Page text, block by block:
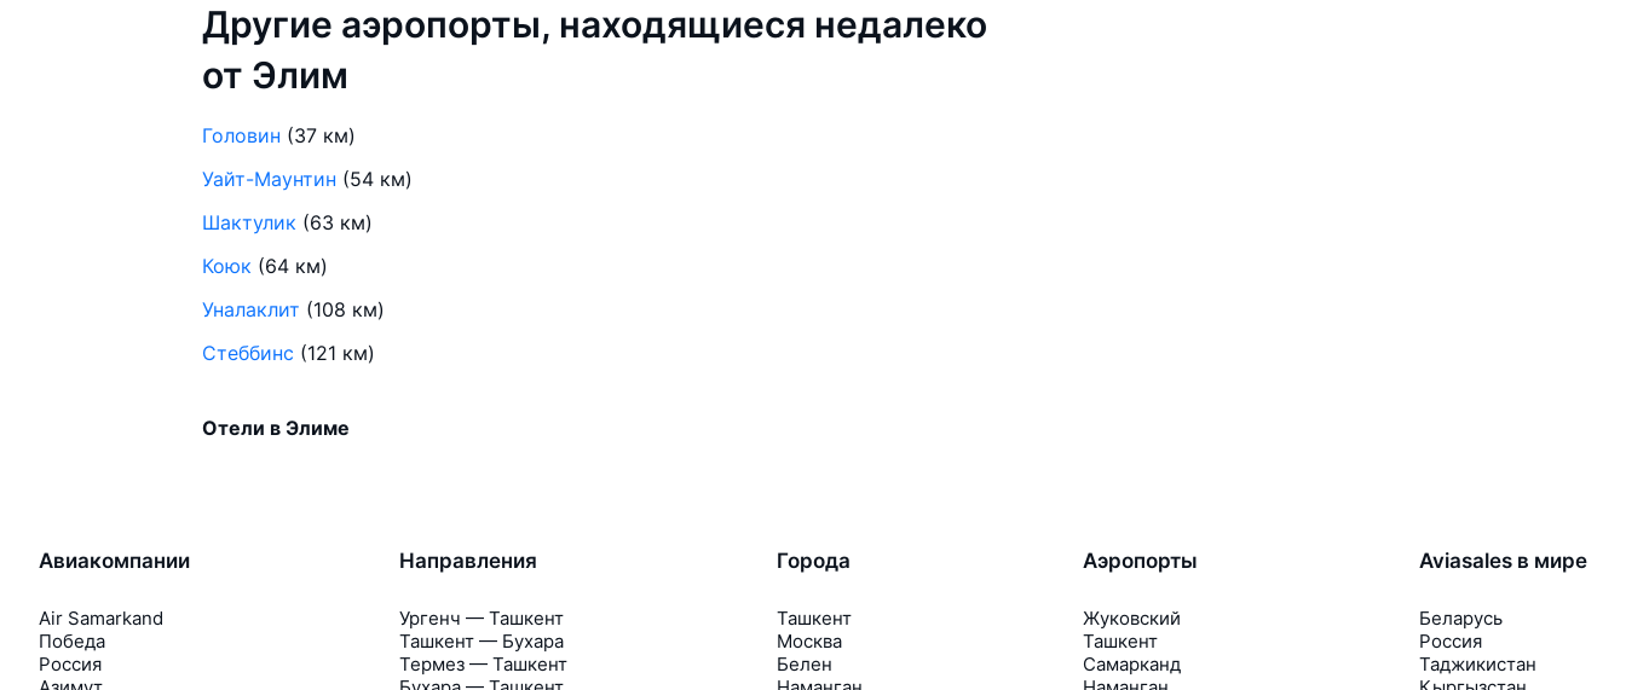
Другие аэропорты, находящиеся недалеко
от Элим
Головин (37 км)
Уайт-Маунтин (54 км)
Шактулик (63 км)
Коюк (64 км)
Уналаклит (108 км)
Стеббинс (121 км)
Отели в Элиме
Авиакомпании
Air Samarkand
Победа
Россия
Направления
Ургенч — Ташкент
Ташкент — Бухара
Термез — Ташкент
Города
Ташкент
Москва
Белен
Аэропорты
Жуковский
Ташкент
Самарканд
Aviasales в мире
Беларусь
Россия
Таджикистан